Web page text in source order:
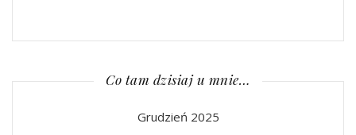
Co tam dzisiaj u mnie…
Grudzień 2025